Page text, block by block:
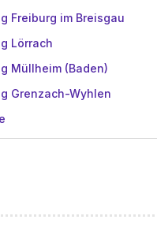
Freiburg im Breisgau
Lörrach
Müllheim (Baden)
Grenzach-Wyhlen